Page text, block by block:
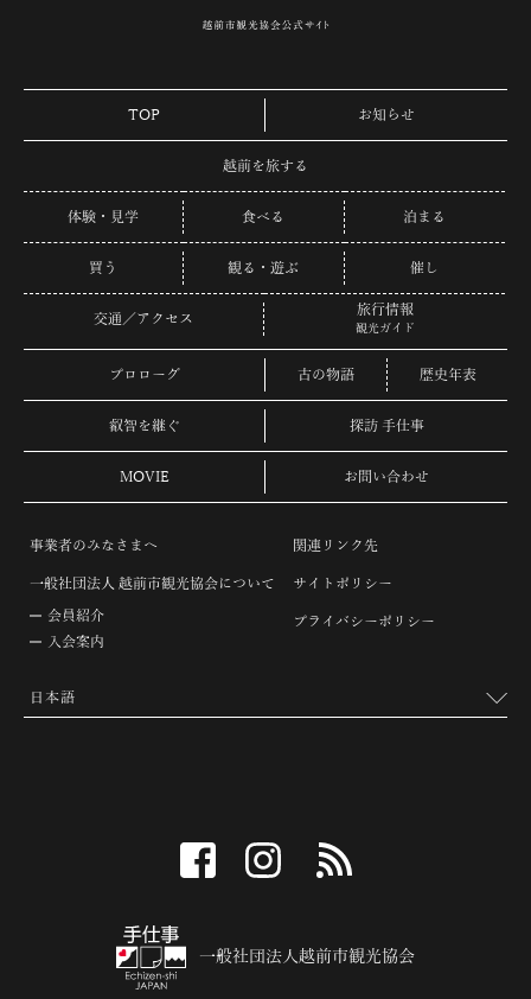
TOP お知らせ
越前を旅する
体験・見学 食べる 泊まる
買う 観る・遊ぶ 催し
交通／アクセス
旅行情報
観光ガイド
プロローグ 古の物語 歴史年表
叡智を継ぐ 探訪 手仕事
MOVIE お問い合わせ
事業者のみなさまへ
一般社団法人 越前市観光協会について
会員紹介
入会案内
関連リンク先
サイトポリシー
プライバシーポリシー
facebook instagram
一般社団法人越前市観光協会